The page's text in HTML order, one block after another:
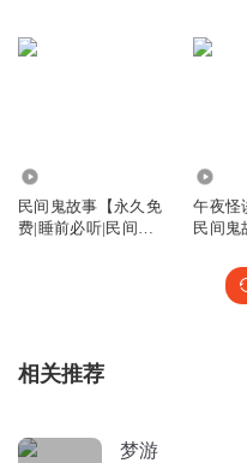
民间鬼故事【永久免
费|睡前必听|民间故
午夜怪
民间鬼
相关推荐
梦游